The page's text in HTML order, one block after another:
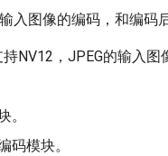
入图像的编码，和编码
NV12，JPEG的输入图
。
码模块。